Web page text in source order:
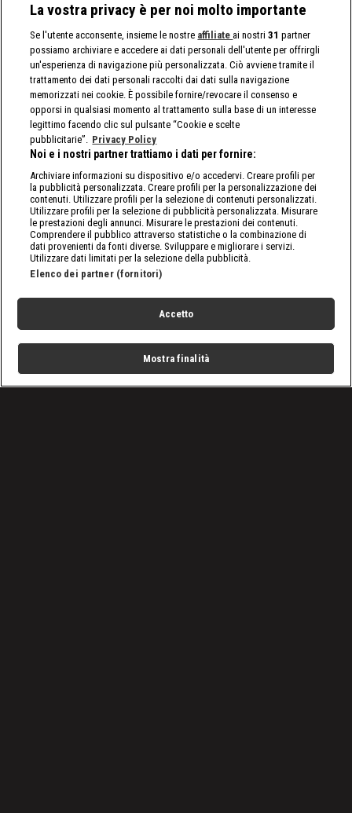
La vostra privacy è per noi molto importante
Se l'utente acconsente, insieme le nostre affiliate ai nostri31 partner
possiamo archiviare e accedere ai dati personali dell'utente per offrirgli
un'esperienza di navigazione più personalizzata. Ciò avviene tramite il
trattamento dei dati personali raccolti dai dati sulla navigazione
memorizzati nei cookie. È possibile fornire/revocare il consenso e
opporsi in qualsiasi momento al trattamento sulla base di un interesse
legittimo facendo clic sul pulsante “Cookie e scelte
pubblicitarie”. Privacy Policy
Noi e i nostri partner trattiamo i dati per fornire:
Archiviare informazioni su dispositivo e/o accedervi. Creare profili per
la pubblicità personalizzata. Creare profili per la personalizzazione dei
contenuti. Utilizzare profili per la selezione di contenuti personalizzati.
Utilizzare profili per la selezione di pubblicità personalizzata. Misurare
le prestazioni degli annunci. Misurare le prestazioni dei contenuti.
Comprendere il pubblico attraverso statistiche o la combinazione di
dati provenienti da fonti diverse. Sviluppare e migliorare i servizi.
Utilizzare dati limitati per la selezione della pubblicità.
Elenco dei partner (fornitori)
Accetto
Mostra finalità